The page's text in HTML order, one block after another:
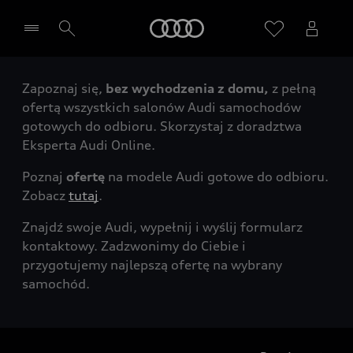
Wybierz Twojego Partnera Audi
Zapoznaj się, bez wychodzenia z domu, z pełną
ofertą wszystkich salonów Audi samochodów
gotowych do odbioru. Skorzystaj z doradztwa
Eksperta Audi Online.
Poznaj ofertę na modele Audi gotowe do odbioru.
Zobacz tutaj.
Znajdź swoje Audi, wypełnij i wyślij formularz
kontaktowy. Zadzwonimy do Ciebie i
przygotujemy najlepszą ofertę na wybrany
samochód.